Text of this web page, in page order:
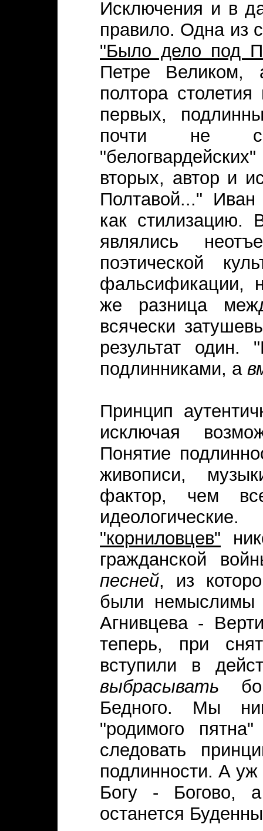
Исключения и в
правило. Одна из
"Было дело под
Петре Великом,
полтора
первых,
почти не
вторых, автор и
Полтавой..."
как стилизацию.
являлись
поэтической
фальсификации,
же разница
всячески
результат
подлинниками, а
Принцип
исключая
Понятие
живописи,
фактор, чем
"корниловцев"
гражданской
песней, из
были немыслимы
Агнивцева -
теперь, при
вступили в
выбрасывать
Бедного. Мы
"родимого
следовать
подлинности. А уж
Богу - Богово,
останется